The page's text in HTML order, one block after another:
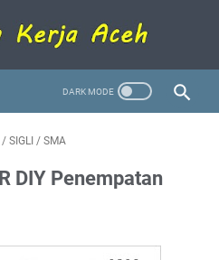
/ SIGLI / SMA
DIY Penempatan